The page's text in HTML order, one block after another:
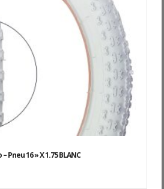
Pneu 16 » X 1.75 BLANC